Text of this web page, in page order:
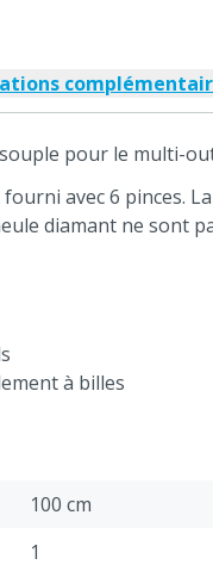
pour le multi-
avec 6 pinces.
diamant ne sont
à billes
100 cm
1